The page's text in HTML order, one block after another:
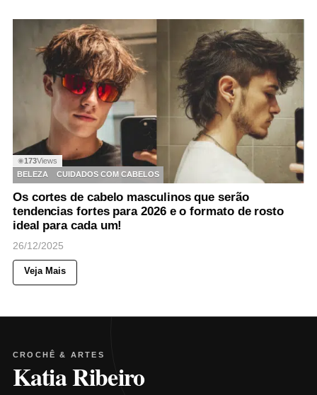
◉173Views
BELEZA
CUIDADOS COM CABELOS
Os cortes de cabelo masculinos que serão
tendencias fortes para 2026 e o formato de rosto
ideal para cada um!
26/12/2025
Veja Mais
CROCHÊ & ARTES
Katia Ribeiro